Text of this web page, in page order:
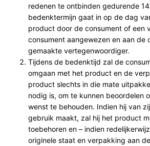
redenen te ontbinden gedurende
bedenktermijn gaat in op de dag
product door de consument of een
consument aangewezen en aan de
gemaakte vertegenwoordiger.
Tijdens de bedenktijd zal de
omgaan met het product en de
product slechts in die mate
nodig is, om te kunnen beoordelen
wenst te behouden. Indien hij van
gebruik maakt, zal hij het product
toebehoren en – indien
originele staat en verpakking aan